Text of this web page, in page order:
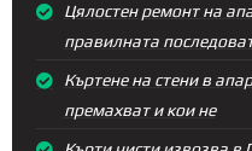
Цялостен ремонт на
правилната
Къртене на стени в
премахват и кои не